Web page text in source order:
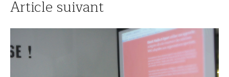
Article suivant